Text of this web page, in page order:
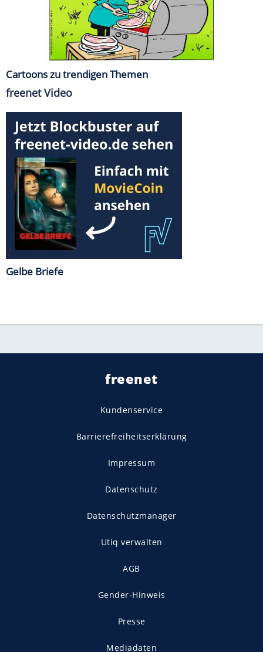
Cartoons zu trendigen Themen
freenet Video
Gelbe Briefe
freenet
Kundenservice
Barrierefreiheitserklärung
Impressum
Datenschutz
Datenschutzmanager
Utiq verwalten
AGB
Gender-Hinweis
Presse
Mediadaten